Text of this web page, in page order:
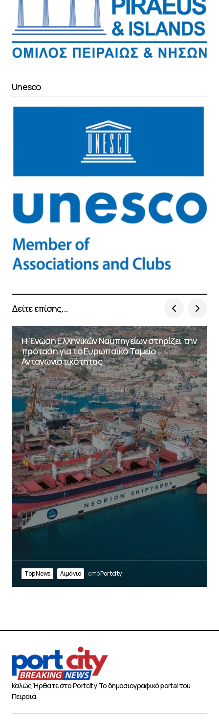
Unesco
Δείτε επίσης...
Η Ένωση Ελληνικών Ναυπηγείων στηρίζει την
πρόταση για το Ευρωπαϊκό Ταμείο
Ανταγωνιστικότητας
Top News Λιμάνια απόPortcity
Καλώς Ήρθατε στο Portcity. Το δημοσιογραφικό portal του
Πειραιά.